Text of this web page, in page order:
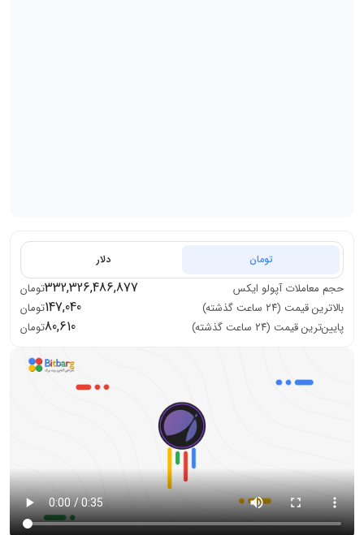
تومان دلار
حجم معاملات آپولو ایکس 332,326,486,877تومان
بالاترین قیمت (۲۴ ساعت گذشته)
147,040تومان
پایین‌ترین قیمت (۲۴ ساعت گذشته)
80,610تومان